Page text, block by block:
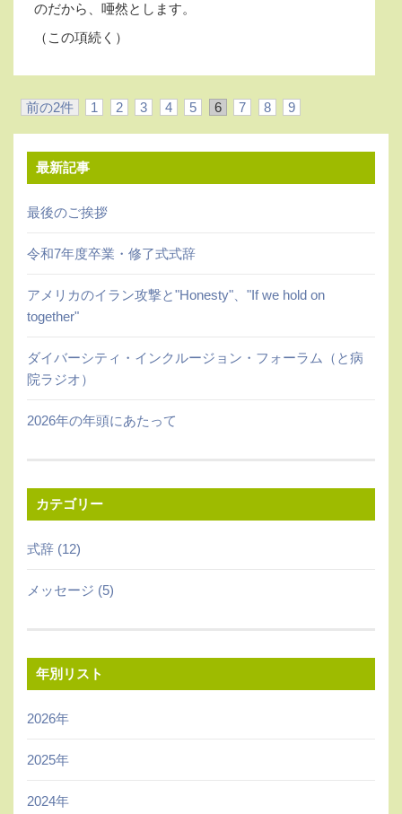
のだから、唖然とします。
（この項続く）
前の2件 1 2 3 4 5 6 7 8
9
最新記事
最後のご挨拶
令和7年度卒業・修了式式辞
アメリカのイラン攻撃と"Honesty"、"If we hold on
together"
ダイバーシティ・インクルージョン・フォーラム（と病
院ラジオ）
2026年の年頭にあたって
カテゴリー
式辞 (12)
メッセージ (5)
年別リスト
2026年
2025年
2024年